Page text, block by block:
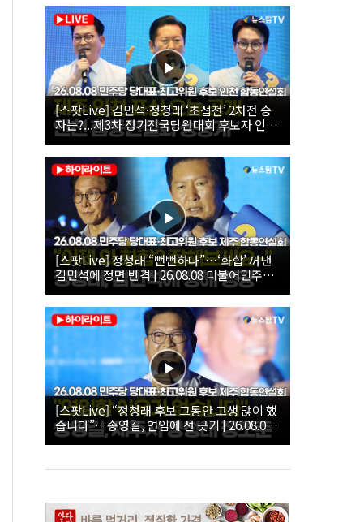
[스팟Live] 김민석·정청래 ‘초접전’ 2차전 승
자는?...제3차 정기전국당원대회 후보자 인천
합동연설회 생중계 | 26.08.08
[스팟Live] 정청래 “뻔뻔하다”…‘화합’ 꺼낸
김민석에 정면 반격 | 26.08.08 더불어민주당
당대표·최고위원 후보 제주 합동연설회
[스팟Live] “정청래 후보 그동안 고생 많이 했
습니다”…송영길, 연임에 선 긋기 | 26.08.08
더불어민주당 당대표·최고위원 후보 제주 합